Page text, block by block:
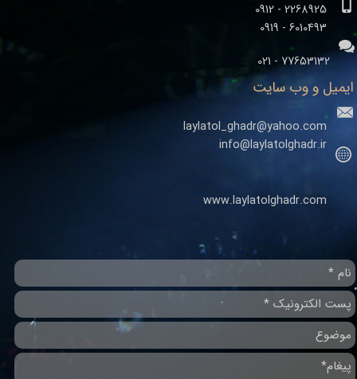
ایمیل و وب سایت
2268925 - 0912
​​​​​​​6010493 - 0919
77653132 - 021
laylatol_ghadr@yahoo.com
info@laylatolghadr.ir
www.laylatolghadr.com